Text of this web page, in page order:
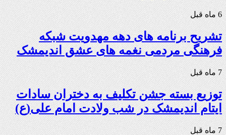
6 ماه قبل
تشریح برنامه های دهه مهدویت شبکه
فرهنگی مردمی نغمه های عشق اندیمشک
7 ماه قبل
توزیع بسته جشن تکلیف به دختران سادات
ایتام اندیمشک در شب ولادت امام علی(ع)
7 ماه قبل